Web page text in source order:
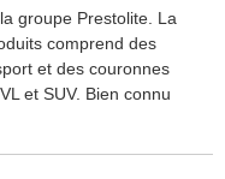
groupe Prestolite. La
comprend des
et des couronnes
et SUV. Bien connu